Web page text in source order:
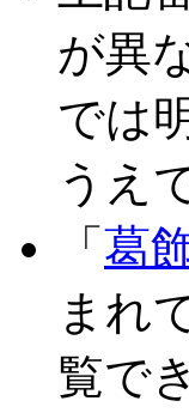
が異
では
うえ
「 葛
まれ
覧で